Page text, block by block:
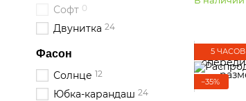
5 ЧАСОВ
−35%
Софт 0
Двунитка 24
Фасон
Солнце 12
Юбка-карандаш 24